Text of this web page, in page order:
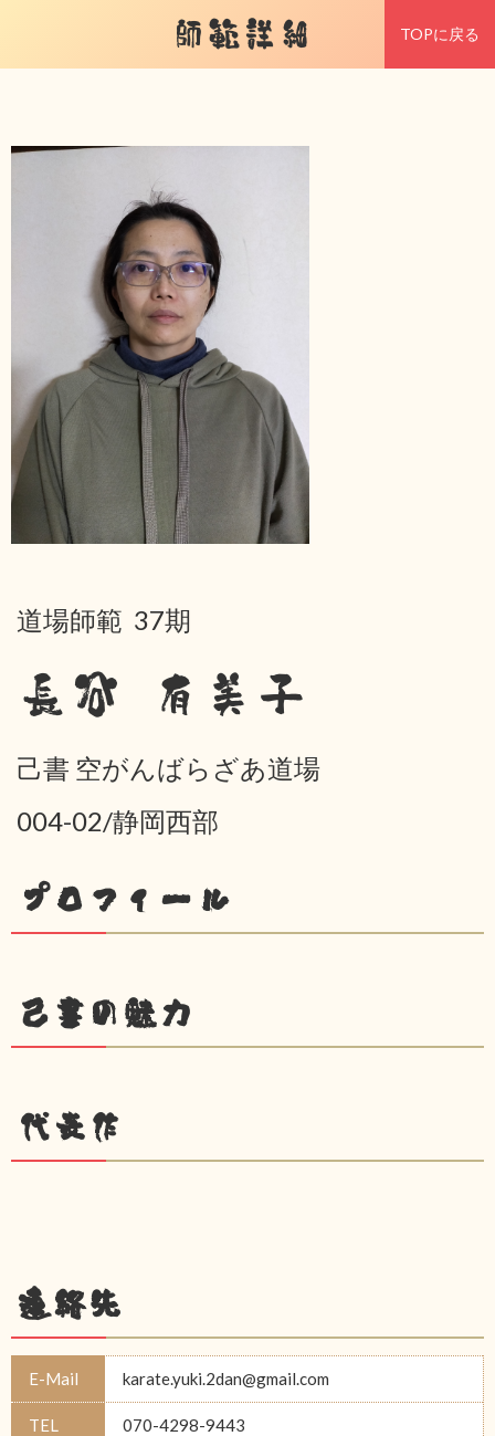
師範詳細 TOPに戻る
道場師範 37期
長谷 有美子
己書 空がんばらざあ道場
004-02/静岡西部
プロフィール
己書の魅力
代表作
連絡先
E-Mail karate.yuki.2dan@gmail.com
TEL 070-4298-9443